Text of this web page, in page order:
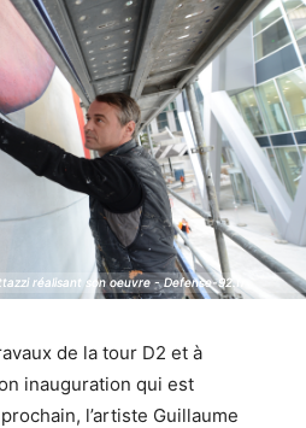
réalisant son oeuvre - Defense-92.fr
réalisant son oeuvre - Defense-92.fr
de la tour D2 et à
inauguration qui est
l’artiste Guillaume